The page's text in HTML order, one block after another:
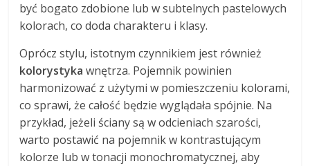
być bogato zdobione lub w subtelnych pastelowych
kolorach, co doda charakteru i klasy.
Oprócz stylu, istotnym czynnikiem jest również
kolorystyka wnętrza. Pojemnik powinien
harmonizować z użytymi w pomieszczeniu kolorami,
co sprawi, że całość będzie wyglądała spójnie. Na
przykład, jeżeli ściany są w odcieniach szarości,
warto postawić na pojemnik w kontrastującym
kolorze lub w tonacji monochromatycznej, aby